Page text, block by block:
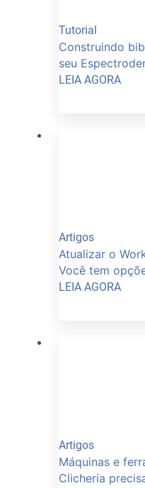
Tutorial
Construindo
seu
LEIA AGORA
Artigos
Atualizar o
Você tem
LEIA AGORA
Artigos
Máquinas e
Clicheria